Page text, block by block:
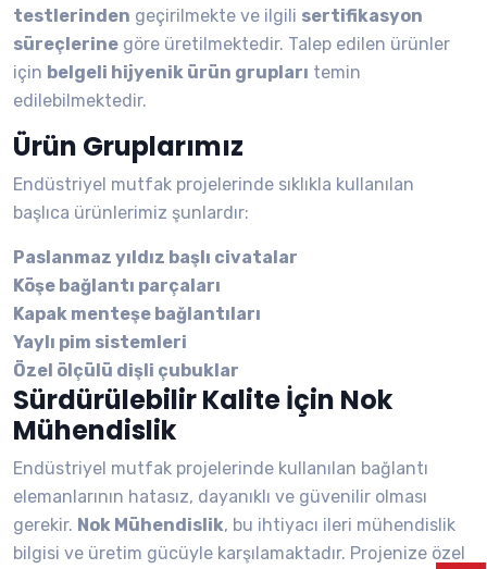
testlerinden geçirilmekte ve ilgili sertifikasyon
süreçlerine göre üretilmektedir. Talep edilen ürünler
için belgeli hijyenik ürün grupları temin
edilebilmektedir.
Ürün Gruplarımız
Endüstriyel mutfak projelerinde sıklıkla kullanılan
başlıca ürünlerimiz şunlardır:
Paslanmaz yıldız başlı civatalar
Köşe bağlantı parçaları
Kapak menteşe bağlantıları
Yaylı pim sistemleri
Özel ölçülü dişli çubuklar
Sürdürülebilir Kalite İçin Nok
Mühendislik
Endüstriyel mutfak projelerinde kullanılan bağlantı
elemanlarının hatasız, dayanıklı ve güvenilir olması
gerekir. Nok Mühendislik, bu ihtiyacı ileri mühendislik
bilgisi ve üretim gücüyle karşılamaktadır. Projenize özel